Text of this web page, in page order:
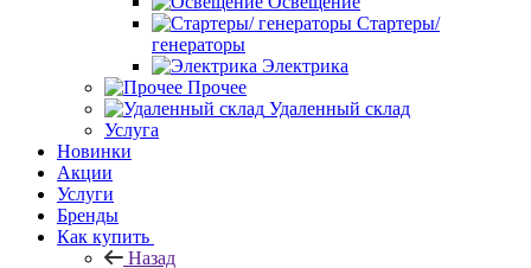
Стартеры/
генераторы
Электрика
Прочее
Удаленный склад
Услуга
Новинки
Акции
Услуги
Бренды
Как купить
Назад